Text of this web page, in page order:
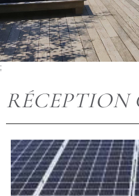
;
RÉCEPTION